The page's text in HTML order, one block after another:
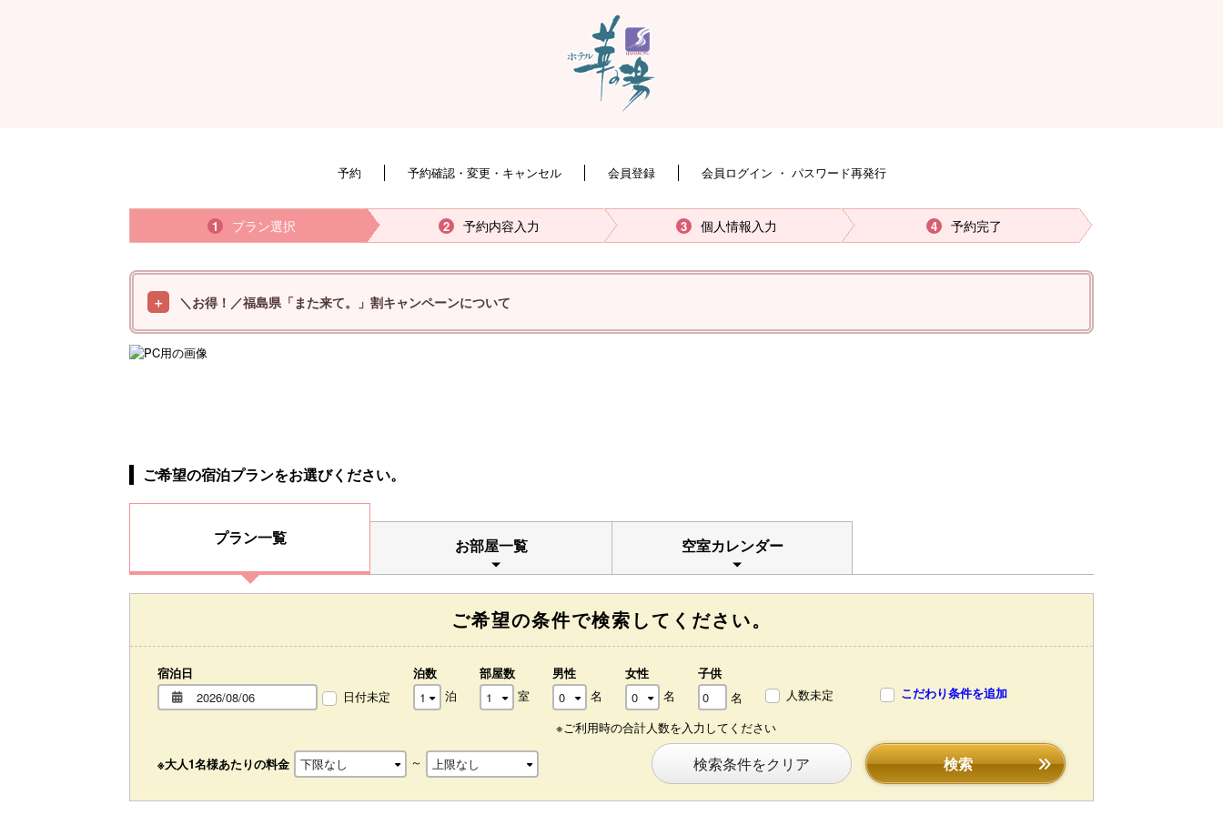
予約 予約確認・変更・キャンセル 会員登録 会員ログイン ・ パスワード再発行
1 プラン選択 2 予約内容入力 3 個人情報入力 4 予約完了
＼お得！／福島県「また来て。」割キャンペーンについて
ご希望の宿泊プランをお選びください。
プラン一覧 お部屋一覧 空室カレンダー
ご希望の条件で検索してください。
宿泊日
日付未定
泊数
泊
部屋数
室
男性
名
女性
名
子供
名
人数未定
※ご利用時の合計人数を入力してください
こだわり条件を追加
※大人1名様あたりの料金 ～ 検索条件をクリア 検索